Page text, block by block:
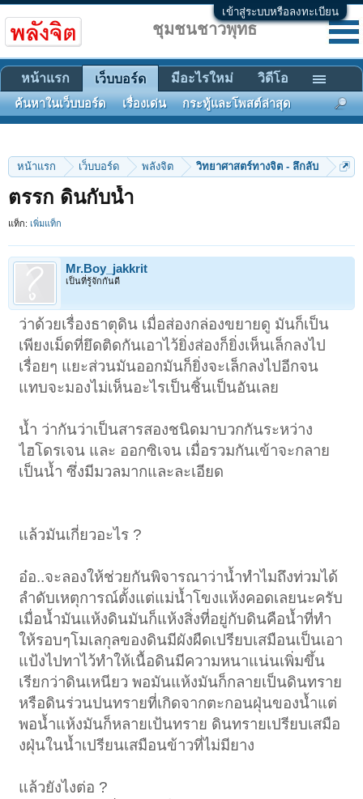
เข้าสู่ระบบหรือลงทะเบียน
หน้าแรก เว็บบอร์ด พลังจิต วิทยาศาสตร์ทางจิต - ลึกลับ
ตรรก ดินกับน้ำ
แท็ก: เพิ่มแท็ก
Mr.Boy_jakkrit
เป็นที่รู้จักกันดี
ว่าด้วยเรื่องธาตุดิน เมื่อส่องกล่องขยายดู มันก็เป็น
เพียงเม็ดที่ยึดติดกันเอาไว้ยิ่งส่องก็ยิ่งเห็นเล็กลงไป
เรื่อยๆ แยะส่วนมันออกมันก็ยิ่งจะเล็กลงไปอีกจน
แทบจะมองไม่เห็นอะไรเป็นชิ้นเป็นอันเลย
น้ำ ว่ากันว่าเป็นสารสองชนิดมาบวกกันระหว่าง
ไฮโดรเจน และ ออกซิเจน เมื่อรวมกันเข้าจะกลาย
เป็นน้ำ ซึ่งมีมวลมากและละเอียด
แล้วมันเกี่ยวอะไร ?
อ๋อ..จะลองให้ช่วยกันพิจารณาว่าน้ำทำไมถึงท่วมได้
ลำดับเหตุการณ์ตั้งแต่แม่น้ำโขงแห้งคอดเลยนะครับ
เมื่อน้ำมันแห้งดินมันก็แห้งสิ่งที่อยู่กับดินคือน้ำที่ทำ
ให้รอบๆโมเลกุลของดินมีผังผืดเปรียบเสมือนเป็นเอา
แป้งไปทาไว้ทำให้เนื้อดินมีความหนาแน่นเพิ่มขึ้น
เรียกว่าดินเหนียว พอมันแห้งมันก็กลายเป็นดินทราย
หรือดินร่วนปนทรายที่เกิดจากตะกอนฝุ่นของน้ำแต่
พอน้ำแห้งมันก็หลายเป้นทราย ดินทรายเปรียบเสมือ
งฝุ่นในน้ำเปรียนเสมือนข้าวที่ไม่มียาง
แล้วยังไงต่อ ?
ชุมชนชาวพุทธ
หน้าแรก เว็บบอร์ด
ค้นหาในเว็บบอร์ด เรื่องเด่น กระทู้และโพสต์ล่าสุด
มีอะไรใหม่ วิดีโอ